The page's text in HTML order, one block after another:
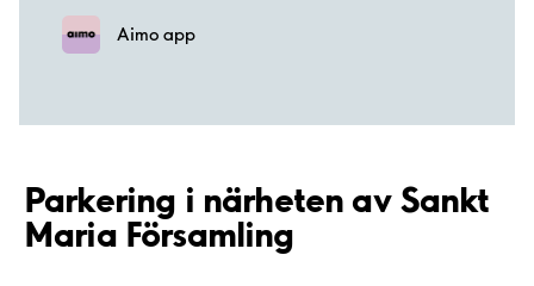
Aimo app
Parkering i närheten av Sankt
Maria Församling